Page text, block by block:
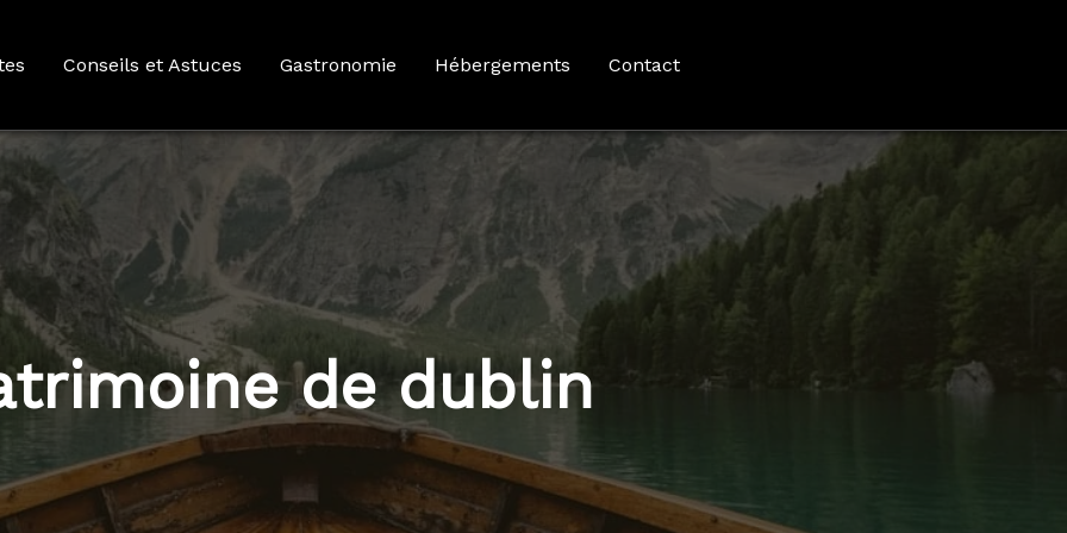
Conseils et Astuces Gastronomie Hébergements Contact
de dublin